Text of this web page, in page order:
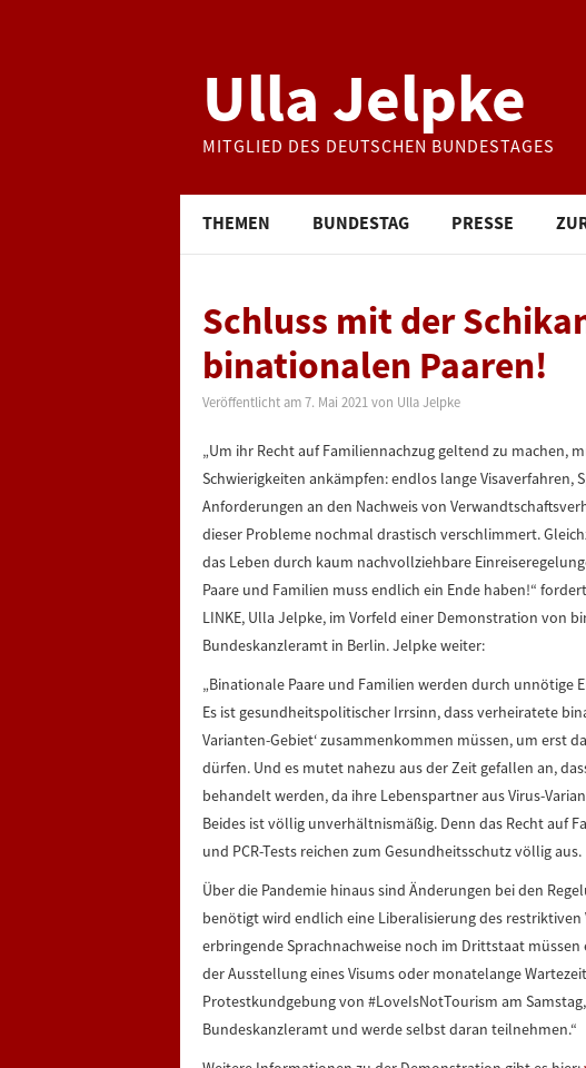
Ulla Jelpke
MITGLIED DES DEUTSCHEN BUNDESTAGES
THEMEN BUNDESTAG PRESSE
Schluss mit der
binationalen Paaren!
Veröffentlicht am 7. Mai 2021 von Ulla Jelpke
„Um ihr Recht auf Familiennachzug geltend zu machen,
Schwierigkeiten ankämpfen: endlos lange
Anforderungen an den Nachweis von
dieser Probleme nochmal drastisch verschlimmert.
das Leben durch kaum nachvollziehbare
Paare und Familien muss endlich ein Ende haben!“
LINKE, Ulla Jelpke, im Vorfeld einer Demonstration von
Bundeskanzleramt in Berlin. Jelpke weiter:
„Binationale Paare und Familien werden durch unnötige
Es ist gesundheitspolitischer Irrsinn, dass verheiratete
Varianten-Gebiet‘ zusammenkommen müssen, um erst
dürfen. Und es mutet nahezu aus der Zeit gefallen an,
behandelt werden, da ihre Lebenspartner aus Virus-
Beides ist völlig unverhältnismäßig. Denn das Recht auf
und PCR-Tests reichen zum Gesundheitsschutz völlig aus.
Über die Pandemie hinaus sind Änderungen bei den
benötigt wird endlich eine Liberalisierung des
erbringende Sprachnachweise noch im Drittstaat
der Ausstellung eines Visums oder monatelange
Protestkundgebung von #LoveIsNotTourism am
Bundeskanzleramt und werde selbst daran teilnehmen.“